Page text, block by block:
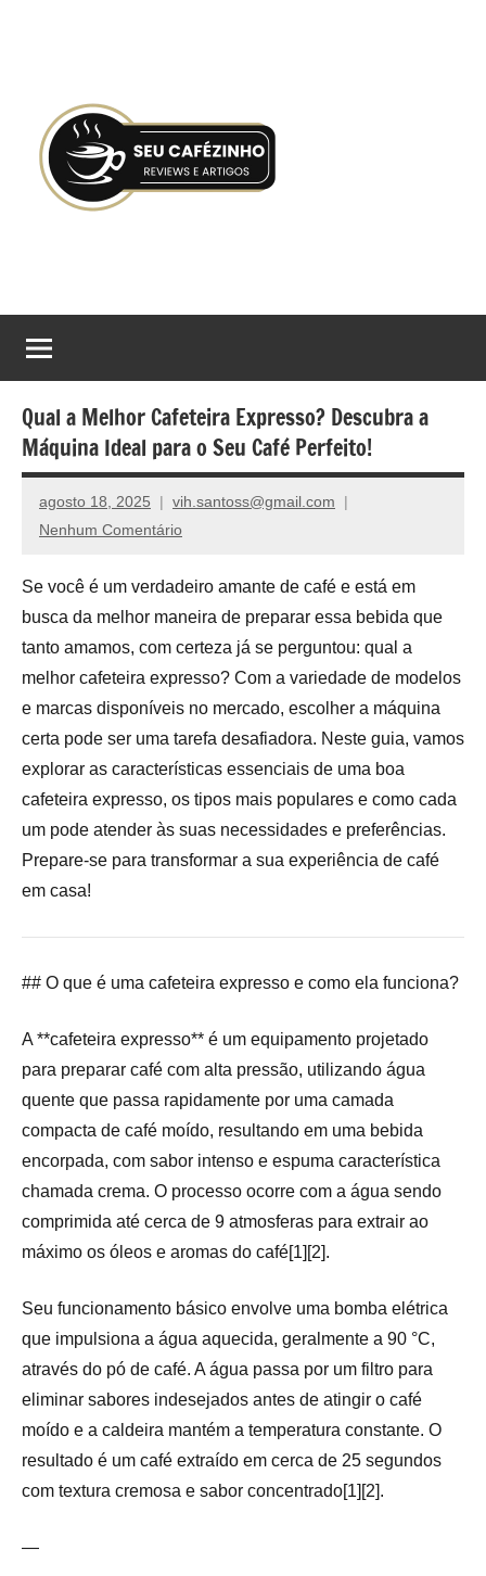
conteúdo
Seu
Cafézinho
tomar
boas
decisões
no
processo
compras,
venha
nossos
reviews
Qual a Melhor Cafeteira Expresso? Descubra a
Máquina Ideal para o Seu Café Perfeito!
agosto 18, 2025
vih.santoss@gmail.com
Nenhum Comentário
Se você é um verdadeiro amante de café e está em
busca da melhor maneira de preparar essa bebida que
tanto amamos, com certeza já se perguntou: qual a
melhor cafeteira expresso? Com a variedade de modelos
e marcas disponíveis no mercado, escolher a máquina
certa pode ser uma tarefa desafiadora. Neste guia, vamos
explorar as características essenciais de uma boa
cafeteira expresso, os tipos mais populares e como cada
um pode atender às suas necessidades e preferências.
Prepare-se para transformar a sua experiência de café
em casa!
## O que é uma cafeteira expresso e como ela funciona?
A **cafeteira expresso** é um equipamento projetado
para preparar café com alta pressão, utilizando água
quente que passa rapidamente por uma camada
compacta de café moído, resultando em uma bebida
encorpada, com sabor intenso e espuma característica
chamada crema. O processo ocorre com a água sendo
comprimida até cerca de 9 atmosferas para extrair ao
máximo os óleos e aromas do café[1][2].
Seu funcionamento básico envolve uma bomba elétrica
que impulsiona a água aquecida, geralmente a 90 °C,
através do pó de café. A água passa por um filtro para
eliminar sabores indesejados antes de atingir o café
moído e a caldeira mantém a temperatura constante. O
resultado é um café extraído em cerca de 25 segundos
com textura cremosa e sabor concentrado[1][2].
—